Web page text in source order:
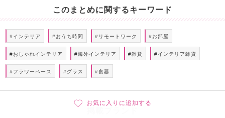
お気に入りに追加する
このまとめに関するキーワード
#インテリア #おうち時間 #リモートワーク #お部屋
#おしゃれインテリア #海外インテリア #雑貨 #インテリア雑貨
#フラワーベース #グラス #食器